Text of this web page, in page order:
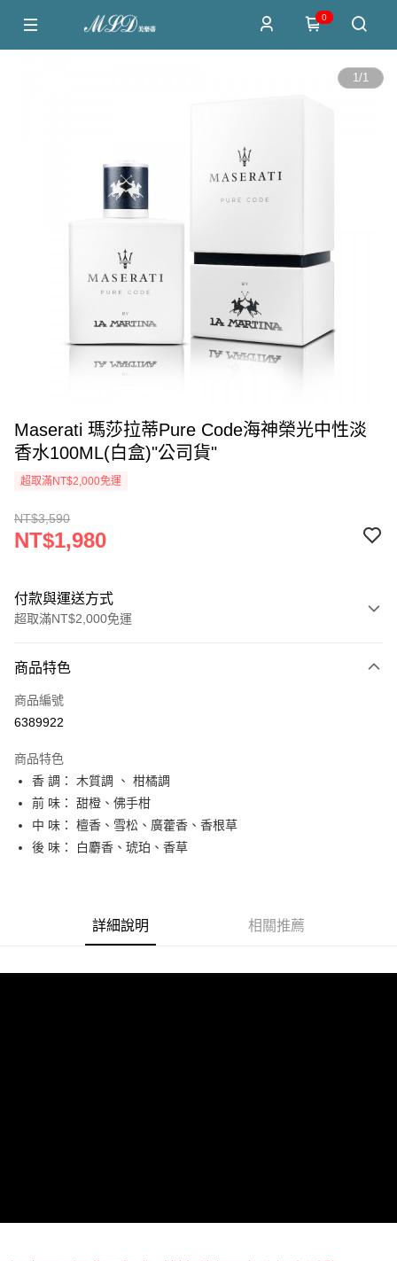
0
1/1
Maserati 瑪莎拉蒂Pure Code海神榮光中性淡
香水100ML(白盒)"公司貨"
超取滿NT$2,000免運
NT$3,590
NT$1,980
付款與運送方式
超取滿NT$2,000免運
信用卡一次付款
超商取貨付款
悠遊付
ATM付款
運送方式
商品特色
商品編號
6389922
商品特色
香 調： 木質調 、 柑橘調
前 味： 甜橙、佛手柑
中 味： 檀香、雪松、廣藿香、香根草
後 味： 白麝香、琥珀、香草
詳細說明 相關推薦